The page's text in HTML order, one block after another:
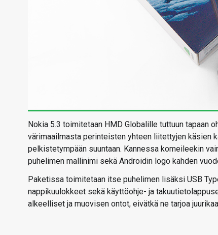
Nokia 5.3 toimitetaan HMD Globalille tuttuun
värimaailmasta perinteisten yhteen liitettyjen käsien
pelkistetympään suuntaan. Kannessa komeileekin
puhelimen mallinimi sekä Androidin logo kahden
Paketissa toimitetaan itse puhelimen lisäksi USB
nappikuulokkeet sekä käyttöohje- ja
alkeelliset ja muovisen ontot, eivätkä ne tarjoa